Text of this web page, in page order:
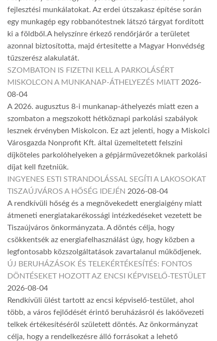
fejlesztési munkálatokat. Az erdei útszakasz építése során
egy munkagép egy robbanótestnek látszó tárgyat fordított
ki a földből.A helyszínre érkező rendőrjárőr a területet
azonnal biztosította, majd értesítette a Magyar Honvédség
tűzszerész alakulatát.
SZOMBATON IS FIZETNI KELL A PARKOLÁSÉRT
MISKOLCON A MUNKANAP-ÁTHELYEZÉS MIATT 2026-
08-04
A 2026. augusztus 8-i munkanap-áthelyezés miatt ezen a
szombaton a megszokott hétköznapi parkolási szabályok
lesznek érvényben Miskolcon. Ez azt jelenti, hogy a Miskolci
Városgazda Nonprofit Kft. által üzemeltetett felszíni
díjköteles parkolóhelyeken a gépjárművezetőknek parkolási
díjat kell fizetniük.
INGYENES ESTI STRANDOLÁSSAL SEGÍTI A LAKOSOKAT
TISZAÚJVÁROS A HŐSÉG IDEJÉN 2026-08-04
A rendkívüli hőség és a megnövekedett energiaigény miatt
átmeneti energiatakarékossági intézkedéseket vezetett be
Tiszaújváros önkormányzata. A döntés célja, hogy
csökkentsék az energiafelhasználást úgy, hogy közben a
legfontosabb közszolgáltatások zavartalanul működjenek.
ÚJ BERUHÁZÁSOK ÉS TELEKÉRTÉKESÍTÉS: FONTOS
DÖNTÉSEKET HOZOTT AZ ENCSI KÉPVISELŐ-TESTÜLET
2026-08-04
Rendkívüli ülést tartott az encsi képviselő-testület, ahol
több, a város fejlődését érintő beruházásról és lakóövezeti
telkek értékesítéséről született döntés. Az önkormányzat
célja, hogy a rendelkezésre álló forrásokat a lehető